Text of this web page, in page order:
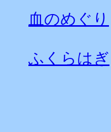
血のめぐり
ふくらはぎ